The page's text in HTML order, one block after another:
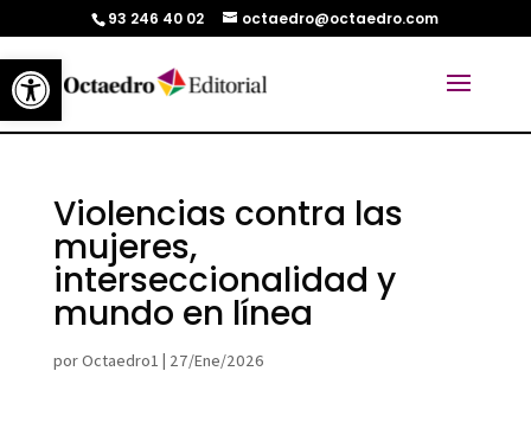
Abrir barra de herramientas
93 246 40 02 octaedro@octaedro.com
Violencias contra las
mujeres,
interseccionalidad y
mundo en línea
porOctaedro1 | 27/Ene/2026